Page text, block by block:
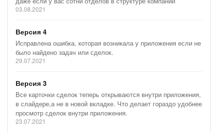
интеграторов и разработчиков,
обновления и доработки
приложений;
03.08.2021
Версия 4
Исправлена ошибка, которая возникала у приложения если не
было найдено задач или сделок.
29.07.2021
Версия 3
Все карточки сделок теперь открываются внутри приложения,
в слайдере,а не в новой вкладке. Что делает гораздо удобнее
просмотр сделок внутри приложения.
23.07.2021